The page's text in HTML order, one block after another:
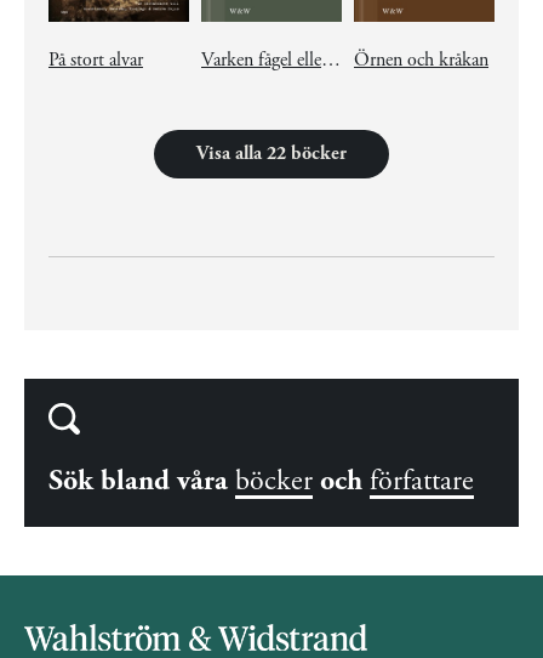
På stort alvar Varken fågel eller fisk Örnen och kråkan
Visa alla 22 böcker
Sök bland våra böcker och författare